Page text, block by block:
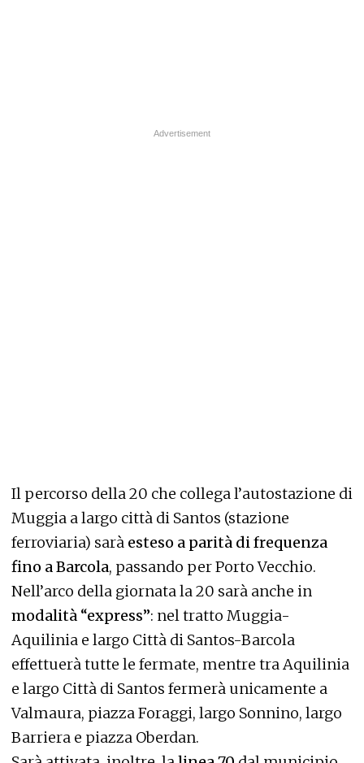
Il percorso della 20 che collega l’autostazione di
Muggia a largo città di Santos (stazione
ferroviaria) sarà esteso a parità di frequenza
fino a Barcola, passando per Porto Vecchio.
Nell’arco della giornata la 20 sarà anche in
modalità “express”: nel tratto Muggia-
Aquilinia e largo Città di Santos-Barcola
effettuerà tutte le fermate, mentre tra Aquilinia
e largo Città di Santos fermerà unicamente a
Valmaura, piazza Foraggi, largo Sonnino, largo
Barriera e piazza Oberdan.